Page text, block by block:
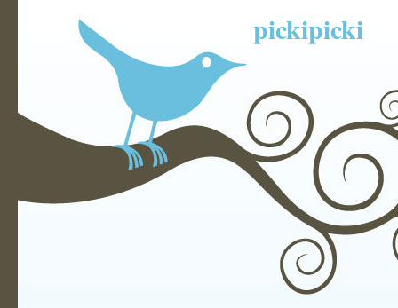
pickipicki